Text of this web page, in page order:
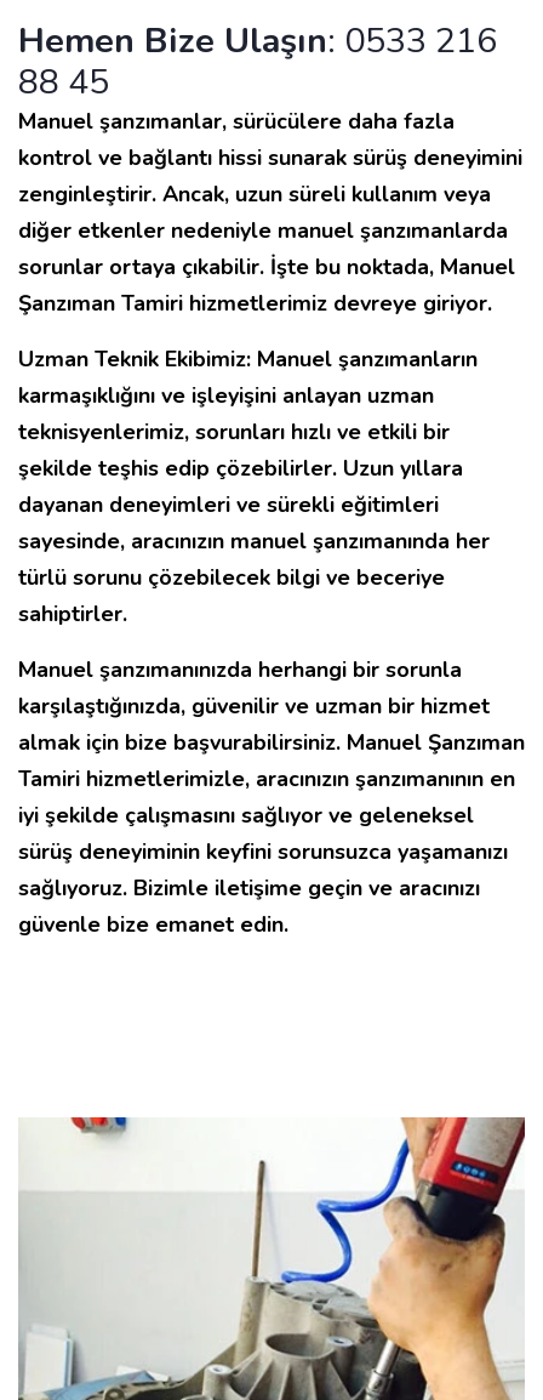
Hemen Bize Ulaşın: 0533 216
88 45
Manuel şanzımanlar, sürücülere daha fazla
kontrol ve bağlantı hissi sunarak sürüş deneyimini
zenginleştirir. Ancak, uzun süreli kullanım veya
diğer etkenler nedeniyle manuel şanzımanlarda
sorunlar ortaya çıkabilir. İşte bu noktada, Manuel
Şanzıman Tamiri hizmetlerimiz devreye giriyor.
Uzman Teknik Ekibimiz: Manuel şanzımanların
karmaşıklığını ve işleyişini anlayan uzman
teknisyenlerimiz, sorunları hızlı ve etkili bir
şekilde teşhis edip çözebilirler. Uzun yıllara
dayanan deneyimleri ve sürekli eğitimleri
sayesinde, aracınızın manuel şanzımanında her
türlü sorunu çözebilecek bilgi ve beceriye
sahiptirler.
Manuel şanzımanınızda herhangi bir sorunla
karşılaştığınızda, güvenilir ve uzman bir hizmet
almak için bize başvurabilirsiniz. Manuel Şanzıman
Tamiri hizmetlerimizle, aracınızın şanzımanının en
iyi şekilde çalışmasını sağlıyor ve geleneksel
sürüş deneyiminin keyfini sorunsuzca yaşamanızı
sağlıyoruz. Bizimle iletişime geçin ve aracınızı
güvenle bize emanet edin.